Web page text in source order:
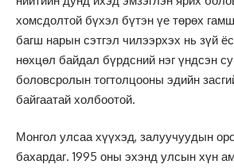
хомсдолтой бүхэл бүтэн үе төрөх
багш нарын сэтгэл чилээрхэх нь зүй
нөхцөл байдал бүрдсний нэг үндсэн
боловсролын тогтолцооны эдийн
байгаатай холбоотой.
Монгол улсаа хүүхэд, залуучуудын
бахардаг. 1995 оны эхэнд улсын хүн